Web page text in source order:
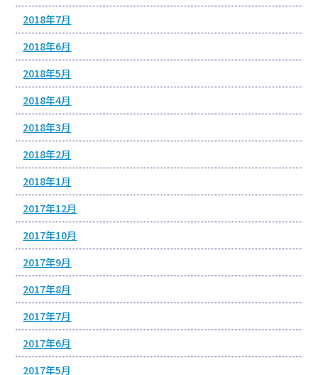
2018年7月
2018年6月
2018年5月
2018年4月
2018年3月
2018年2月
2018年1月
2017年12月
2017年10月
2017年9月
2017年8月
2017年7月
2017年6月
2017年5月